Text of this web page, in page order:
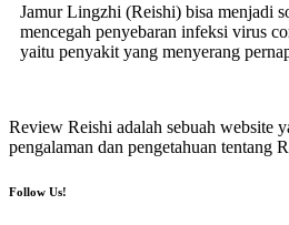
Jamur Lingzhi (Reishi) bisa menjadi
mencegah penyebaran infeksi virus
yaitu penyakit yang menyerang
Review Reishi adalah sebuah website
pengalaman dan pengetahuan tentang
Follow Us!